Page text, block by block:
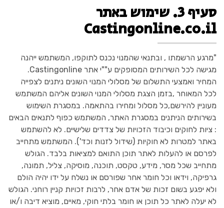
סעיף 3. שימוש באתר
Castingonline.co.il
"מרגע הרשמתו , ובתנאי שהמנוי נכנס לתוקפו, המשתמש ייהנה
מגישה לכל השירותים המסופקים ע""י אתר Castingonline.
המחיר ואמצעי התשלום של מסלולי המנוי השונים ניתנים לצפייה
לכל המאוחר ,בזמן הצגת מסלולי המנוי השונים אליהם המשתמש
מעוניין להירשם,כל מסלול ומחירו בהתאמה. במסגרת השימוש
בשירותים הניתנים במסגרת האתר, המשתמש כפוף לתנאים הבאים
: ציות לחוקים וכיבוד הזכויות של צדדים שלישיים. לא להשתמש
באתר למטרות לא חוקיות (שידול לזנות וכד'). המשתמש מתחייב
לפרסם או להעלות לאתר תוכן התואם למציאות בלבד. הגולש
מתחייב שכל מסר, מידע, טקסט, תוכנה, מוסיקה, צליל, תמונה,
גרפיקה, וידאו וכל חומר אחר שפורסם או נשלח על ידו יהיה הולם
ולא יפגע בשום זכות של אדם אחר, לרבות זכויות קניין רוחני. הגולש
לא יעלה לאתר כל תוכן או חומר בלתי חוקי, מאיים, מוציא דיבה ו/או